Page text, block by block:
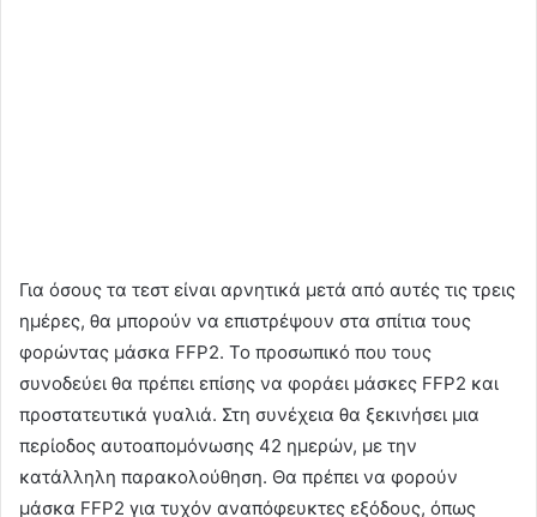
Για όσους τα τεστ είναι αρνητικά μετά από αυτές τις τρεις
ημέρες, θα μπορούν να επιστρέψουν στα σπίτια τους
φορώντας μάσκα FFP2. Το προσωπικό που τους
συνοδεύει θα πρέπει επίσης να φοράει μάσκες FFP2 και
προστατευτικά γυαλιά. Στη συνέχεια θα ξεκινήσει μια
περίοδος αυτοαπομόνωσης 42 ημερών, με την
κατάλληλη παρακολούθηση. Θα πρέπει να φορούν
μάσκα FFP2 για τυχόν αναπόφευκτες εξόδους, όπως